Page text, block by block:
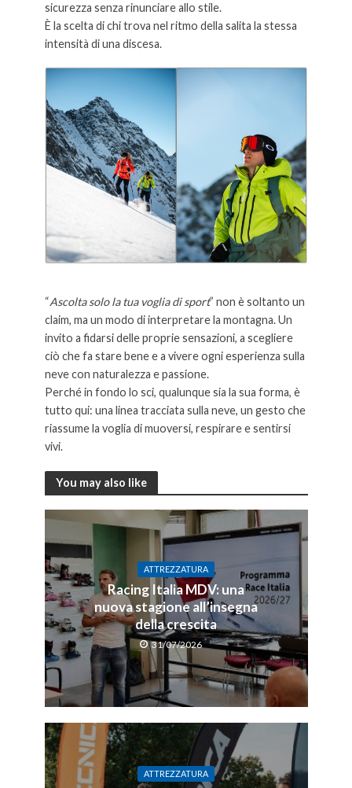
sicurezza senza rinunciare allo stile.
È la scelta di chi trova nel ritmo della salita la stessa
intensità di una discesa.
“Ascolta solo la tua voglia di sport” non è soltanto un
claim, ma un modo di interpretare la montagna. Un
invito a fidarsi delle proprie sensazioni, a scegliere
ciò che fa stare bene e a vivere ogni esperienza sulla
neve con naturalezza e passione.
Perché in fondo lo sci, qualunque sia la sua forma, è
tutto qui: una linea tracciata sulla neve, un gesto che
riassume la voglia di muoversi, respirare e sentirsi
vivi.
You may also like
ATTREZZATURA
Racing Italia MDV: una
nuova stagione all’insegna
della crescita
31/07/2026
ATTREZZATURA